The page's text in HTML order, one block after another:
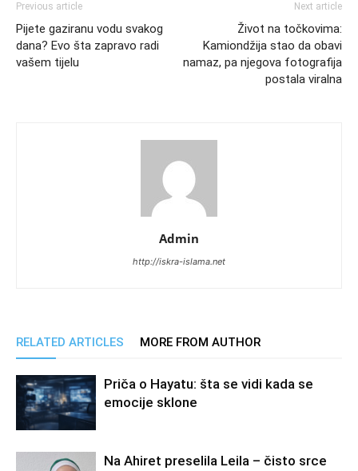
Previous article
Pijete gaziranu vodu svakog
dana? Evo šta zapravo radi
vašem tijelu
Next article
Život na točkovima:
Kamiondžija stao da obavi
namaz, pa njegova fotografija
postala viralna
Admin
http://iskra-islama.net
RELATED ARTICLES MORE FROM AUTHOR
Priča o Hayatu: šta se vidi kada se
emocije sklone
Na Ahiret preselila Leila – čisto srce